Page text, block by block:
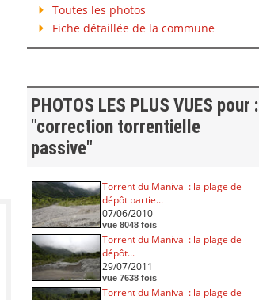
Toutes les photos
Fiche détaillée de la commune
PHOTOS LES PLUS VUES pour :
"correction torrentielle
passive"
Torrent du Manival : la plage de
dépôt partie...
07/06/2010
vue 8048 fois
Torrent du Manival : la plage de
dépôt...
29/07/2011
vue 7638 fois
Torrent du Manival : la plage de